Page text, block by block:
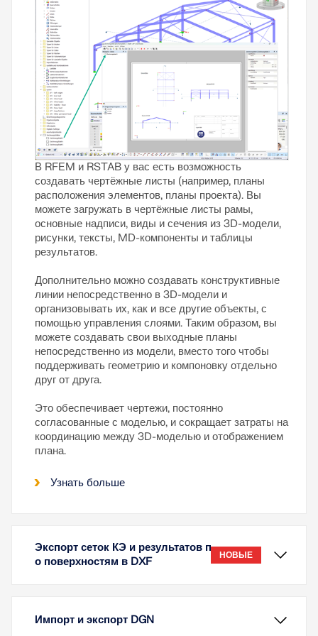
В RFEM и RSTAB у вас есть возможность
создавать чертёжные листы (например, планы
расположения элементов, планы проекта). Вы
можете загружать в чертёжные листы рамы,
основные надписи, виды и сечения из 3D-модели,
рисунки, тексты, MD-компоненты и таблицы
результатов.
Дополнительно можно создавать конструктивные
линии непосредственно в 3D-модели и
организовывать их, как и все другие объекты, с
помощью управления слоями. Таким образом, вы
можете создавать свои выходные планы
непосредственно из модели, вместо того чтобы
поддерживать геометрию и компоновку отдельно
друг от друга.
Это обеспечивает чертежи, постоянно
согласованные с моделью, и сокращает затраты на
координацию между 3D-моделью и отображением
плана.
Узнать больше
Экспорт сеток КЭ и результатов п
о поверхностям в DXF
НОВЫЕ
Импорт и экспорт DGN